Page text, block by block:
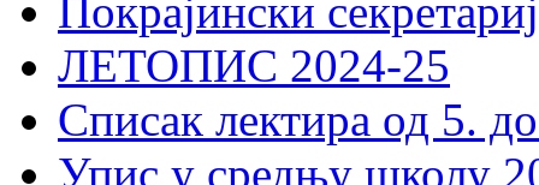
Покрајински
ЛЕТОПИС 2024-25
Списак лектира од 5.
Упис у средњу школу